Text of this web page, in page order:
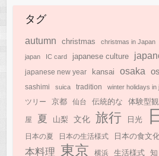
タグ
autumn christmas christmas in Japan
japan IC card japanese culture
japanese new year kansai osaka
sashimi suica tradition winter holidays in
ツリー 京都 仙台 伝統的な 体験型
屋 夏 山梨 文化 旅行 日光
日本の夏 日本の生活様式 日本の食文
本料理 東京 横浜 生活様式